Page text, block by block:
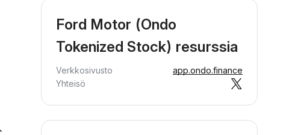
Ford Motor (Ondo
Tokenized Stock) resurssia
Verkkosivusto
app.ondo.finance
Yhteisö